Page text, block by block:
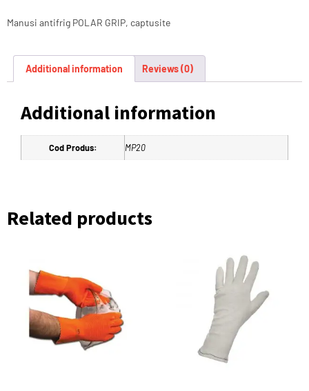
Manusi antifrig POLAR GRIP, captusite
Additional information Reviews (0)
Additional information
Cod Produs: MP20
Related products